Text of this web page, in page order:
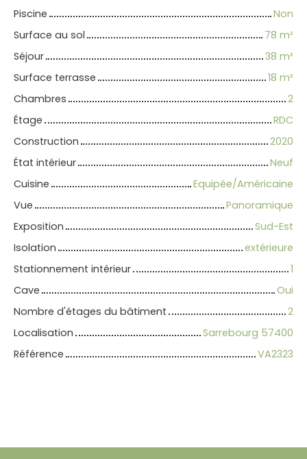
Piscine
Non
Surface au sol
78 m²
Séjour
38 m²
Surface terrasse
18 m²
Chambres
2
Étage
RDC
Construction
2020
État intérieur
Neuf
Cuisine
Equipée/Américaine
Vue
Panoramique
Exposition
Sud-Est
Isolation
extérieure
Stationnement intérieur
1
Cave
Oui
Nombre d'étages du bâtiment
2
Localisation
Sarrebourg 57400
Référence
VA2323